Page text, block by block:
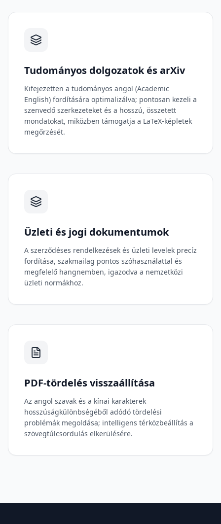
Tudományos dolgozatok és arXiv
Kifejezetten a tudományos angol (Academic
English) fordítására optimalizálva; pontosan kezeli a
szenvedő szerkezeteket és a hosszú, összetett
mondatokat, miközben támogatja a LaTeX-képletek
megőrzését.
Üzleti és jogi dokumentumok
A szerződéses rendelkezések és üzleti levelek precíz
fordítása, szakmailag pontos szóhasználattal és
megfelelő hangnemben, igazodva a nemzetközi
üzleti normákhoz.
PDF-tördelés visszaállítása
Az angol szavak és a kínai karakterek
hosszúságkülönbségéből adódó tördelési
problémák megoldása; intelligens térközbeállítás a
szövegtúlcsordulás elkerülésére.